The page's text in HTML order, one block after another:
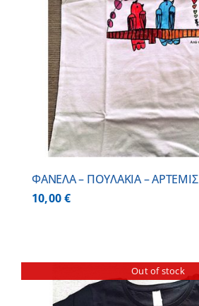
ΦΑΝΕΛΑ – ΠΟΥΛΑΚΙΑ – ΑΡΤΕΜΙΣ
10,00€
Out of stock